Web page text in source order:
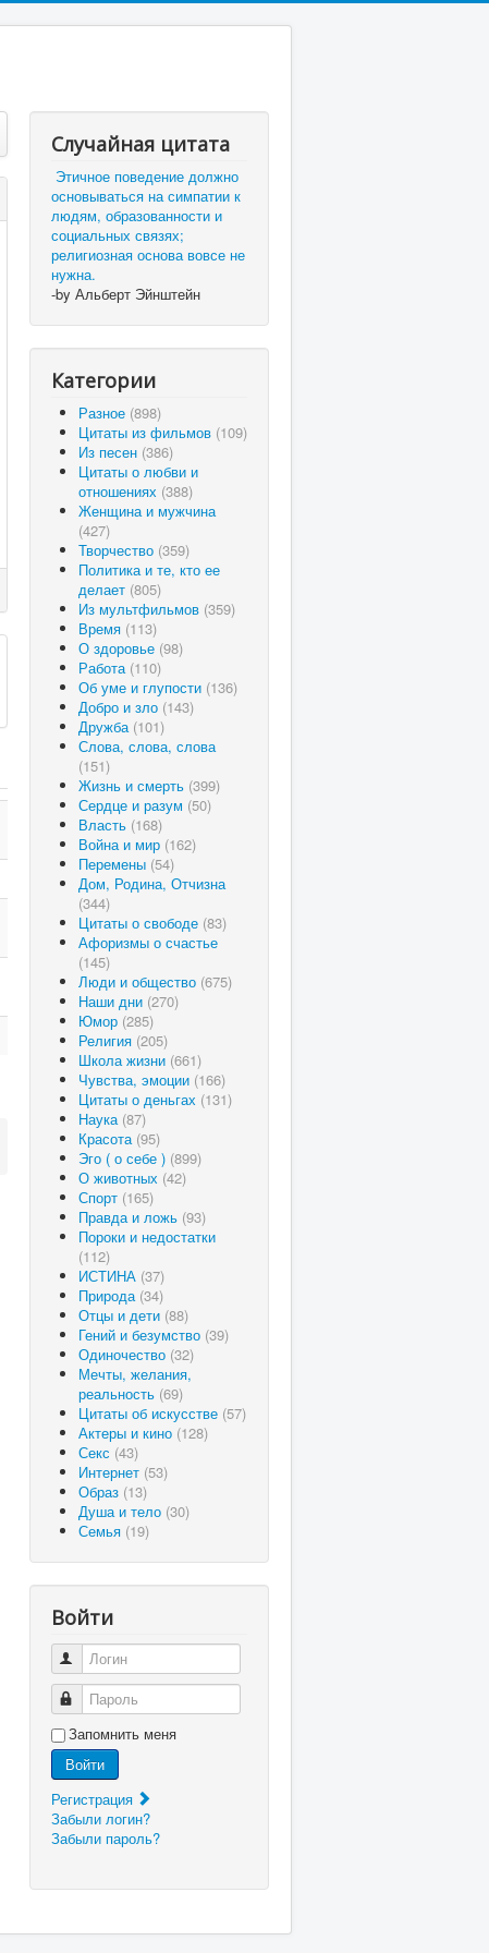
Случайная цитата
Этичное поведение должно
основываться на симпатии к
людям, образованности и
социальных связях;
религиозная основа вовсе не
нужна.
-by Альберт Эйнштейн
Категории
Разное (898)
Цитаты из фильмов (109)
Из песен (386)
Цитаты о любви и
отношениях (388)
Женщина и мужчина
(427)
Творчество (359)
Политика и те, кто ее
делает (805)
Из мультфильмов (359)
Время (113)
О здоровье (98)
Работа (110)
Об уме и глупости (136)
Добро и зло (143)
Дружба (101)
Слова, слова, слова
(151)
Жизнь и смерть (399)
Сердце и разум (50)
Власть (168)
Война и мир (162)
Перемены (54)
Дом, Родина, Отчизна
(344)
Цитаты о свободе (83)
Афоризмы о счастье
(145)
Люди и общество (675)
Наши дни (270)
Юмор (285)
Религия (205)
Школа жизни (661)
Чувства, эмоции (166)
Цитаты о деньгах (131)
Наука (87)
Красота (95)
Эго ( о себе ) (899)
О животных (42)
Спорт (165)
Правда и ложь (93)
Пороки и недостатки
(112)
ИСТИНА (37)
Природа (34)
Отцы и дети (88)
Гений и безумство (39)
Одиночество (32)
Мечты, желания,
реальность (69)
Цитаты об искусстве (57)
Актеры и кино (128)
Секс (43)
Интернет (53)
Образ (13)
Душа и тело (30)
Семья (19)
Войти
Логин
Пароль
Запомнить меня
Войти
Регистрация
Забыли логин?
Забыли пароль?